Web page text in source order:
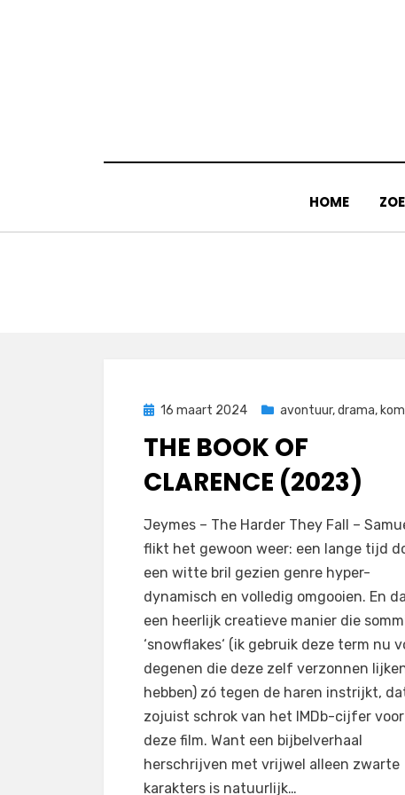
HOME
Geplaatst
16 maart 2024 avontuur,drama,
THE BOOK OF
CLARENCE (2023)
doorFilmofiel.nl
Jeymes – The Harder They Fall –
flikt het gewoon weer: een lange tijd
een witte bril gezien genre hyper-
dynamisch en volledig omgooien. En
een heerlijk creatieve manier die
‘snowflakes‘ (ik gebruik deze term nu
degenen die deze zelf verzonnen
hebben) zó tegen de haren instrijkt,
zojuist schrok van het IMDb-cijfer voor
deze film. Want een bijbelverhaal
herschrijven met vrijwel alleen zwarte
karakters is natuurlijk…